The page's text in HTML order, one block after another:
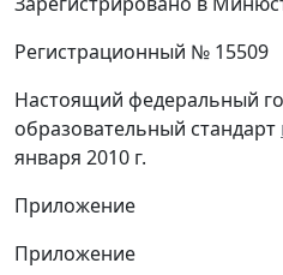
Регистрационный № 15509
Настоящий федеральный
образовательный стандарт
января 2010 г.
Приложение
Приложение